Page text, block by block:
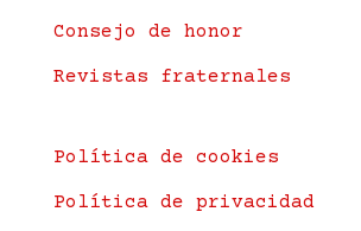
Consejo de honor
Revistas fraternales
Política de cookies
Política de privacidad